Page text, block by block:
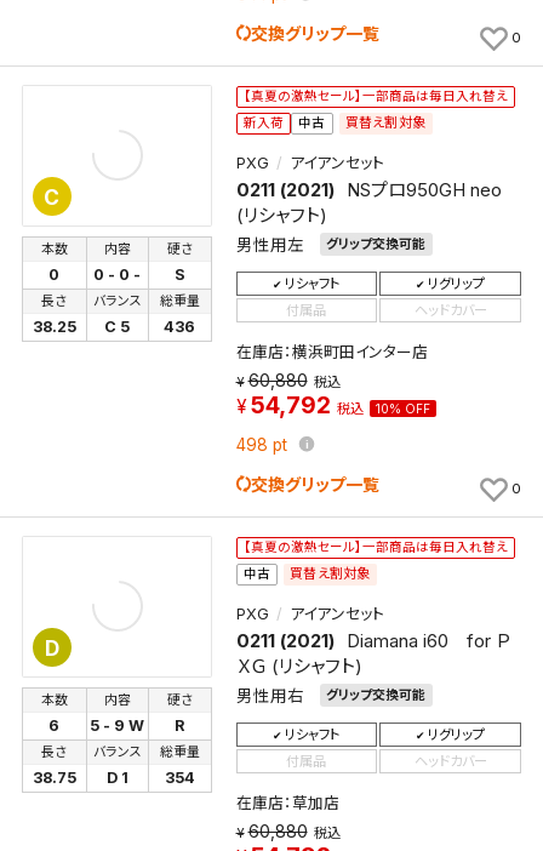
交換グリップ一覧 0
C
【真夏の激熱セール】一部商品は毎日入れ替え
新入荷
中古 買替え割対象
PXG アイアンセット
0211 (2021)
NSプロ950GH neo
(リシャフト)
男性用左 グリップ交換可能
本数
0
内容
0 - 0 -
硬さ
S
長さ
38.25
バランス
C 5
総重量
436
リシャフト
リグリップ
付属品
ヘッドカバー
在庫店：横浜町田インター店
60,880 税込
54,792 税込 10% OFF
498 pt
交換グリップ一覧 0
D
【真夏の激熱セール】一部商品は毎日入れ替え
中古
買替え割対象
PXG アイアンセット
0211 (2021)
Diamana i60 for Ｐ
ＸＧ (リシャフト)
男性用右 グリップ交換可能
本数
6
内容
5 - 9 W
硬さ
R
長さ
38.75
バランス
D 1
総重量
354
リシャフト
リグリップ
付属品
ヘッドカバー
在庫店：草加店
60,880 税込